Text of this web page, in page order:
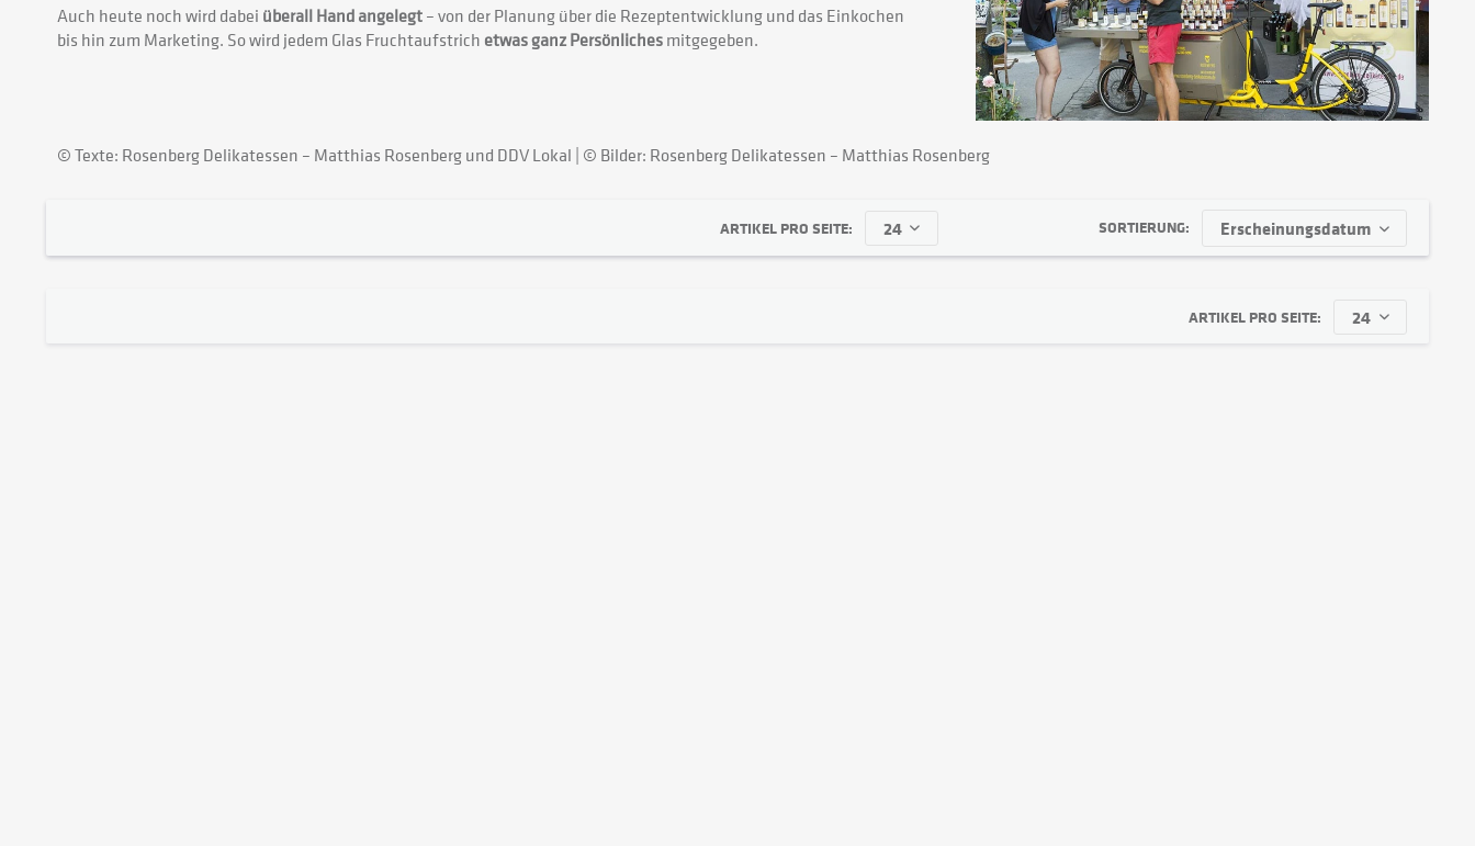
Auch heute noch wird dabei überall Hand angelegt– von der Planung über die Rezeptentwicklung und das Einkochen
bis hin zum Marketing. So wird jedem Glas Fruchtaufstrich etwas ganz Persönlichesmitgegeben.
© Texte: Rosenberg Delikatessen – Matthias Rosenberg und DDV Lokal | © Bilder: Rosenberg Delikatessen – Matthias Rosenberg
SORTIERUNG:
ARTIKEL PRO SEITE:
ARTIKEL PRO SEITE: